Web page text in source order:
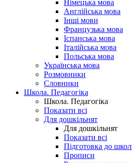
Німецька мова
Англійська мова
Інші мови
Французька мова
Іспанська мова
Італійська мова
Польська мова
Українська мова
Розмовники
Словники
Школа. Педагогіка
Школа. Педагогіка
Показати всі
Для дошкільнят
Для дошкільнят
Показати всі
Підготовка до
Прописи